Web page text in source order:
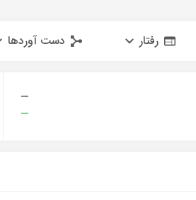
رفتار دست آوردها
—
—